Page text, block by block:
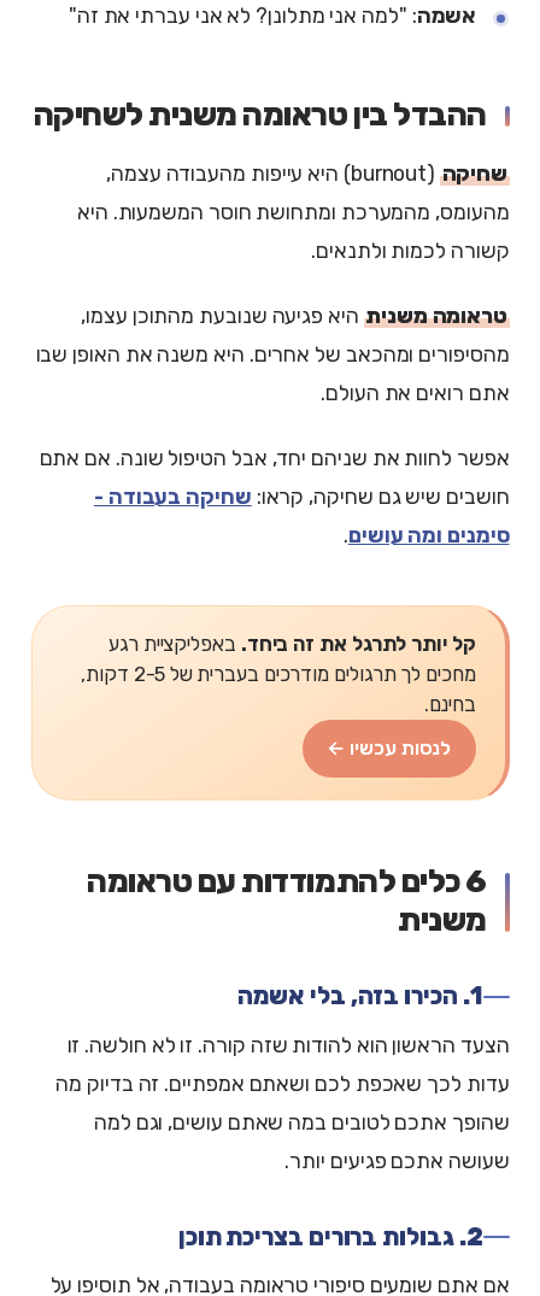
אשמה: "למה אני מתלונן? לא אני עברתי את זה"
ההבדל בין טראומה משנית לשחיקה
שחיקה
(burnout) היא עייפות מהעבודה עצמה,
מהעומס, מהמערכת ומתחושת חוסר המשמעות. היא
קשורה לכמות ולתנאים.
טראומה משנית היא פגיעה שנובעת מהתוכן עצמו,
מהסיפורים ומהכאב של אחרים. היא משנה את האופן שבו
אתם רואים את העולם.
אפשר לחוות את שניהם יחד, אבל הטיפול שונה. אם אתם
חושבים שיש גם שחיקה, קראו: שחיקה בעבודה -
סימנים ומה עושים.
קל יותר לתרגל את זה ביחד. באפליקציית רגע
מחכים לך תרגולים מודרכים בעברית של 2-5 דקות,
בחינם.
לנסות עכשיו ←
6 כלים להתמודדות עם טראומה
משנית
1. הכירו בזה, בלי אשמה
הצעד הראשון הוא להודות שזה קורה. זו לא חולשה. זו
עדות לכך שאכפת לכם ושאתם אמפתיים. זה בדיוק מה
שהופך אתכם לטובים במה שאתם עושים, וגם למה
שעושה אתכם פגיעים יותר.
2. גבולות ברורים בצריכת תוכן
אם אתם שומעים סיפורי טראומה בעבודה, אל תוסיפו על